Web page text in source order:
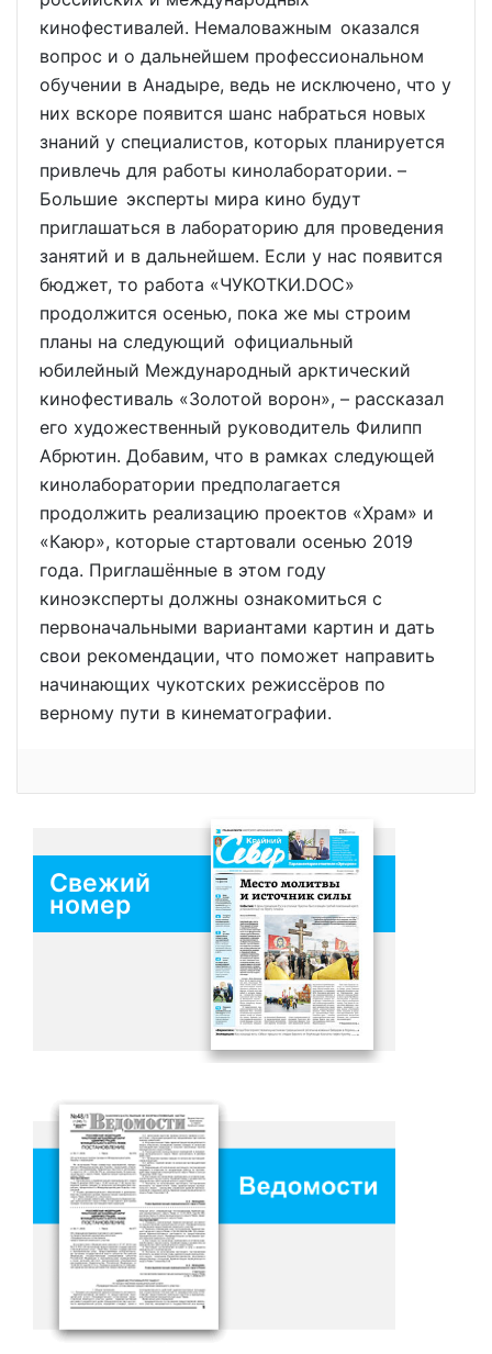
кинофестивалей. Немаловажным оказался
вопрос и о дальнейшем профессиональном
обучении в Анадыре, ведь не исключено, что у
них вскоре появится шанс набраться новых
знаний у специалистов, которых планируется
привлечь для работы кинолаборатории. –
Большие эксперты мира кино будут
приглашаться в лабораторию для проведения
занятий и в дальнейшем. Если у нас появится
бюджет, то работа «ЧУКОТКИ.DOC»
продолжится осенью, пока же мы строим
планы на следующий официальный
юбилейный Международный арктический
кинофестиваль «Золотой ворон», – рассказал
его художественный руководитель Филипп
Абрютин. Добавим, что в рамках следующей
кинолаборатории предполагается
продолжить реализацию проектов «Храм» и
«Каюр», которые стартовали осенью 2019
года. Приглашённые в этом году
киноэксперты должны ознакомиться с
первоначальными вариантами картин и дать
свои рекомендации, что поможет направить
начинающих чукотских режиссёров по
верному пути в кинематографии.
Свежий
номер